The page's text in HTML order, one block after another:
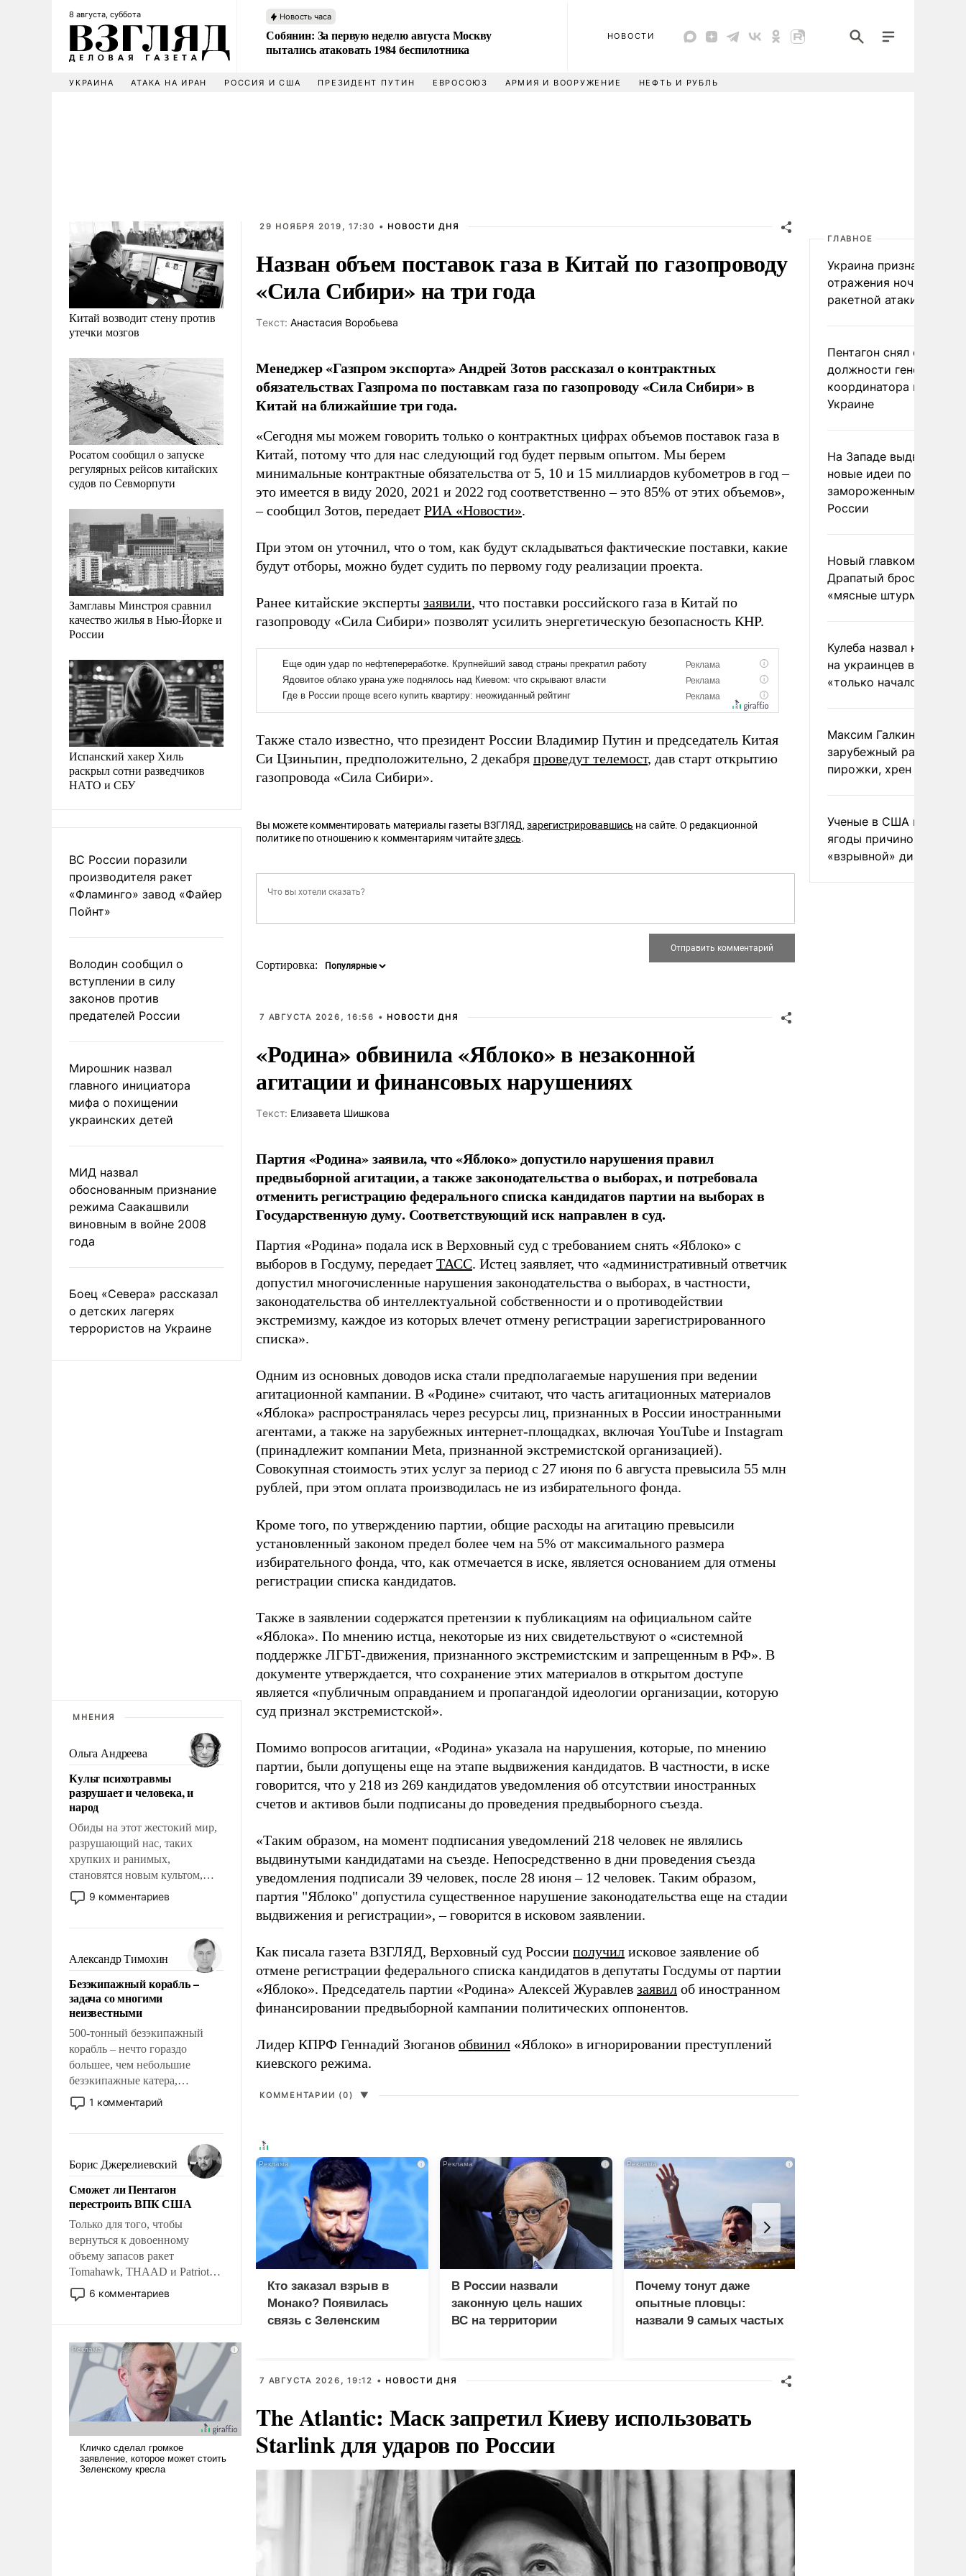
8 августа, суббота Новость часа
Собянин: За первую неделю августа Москву
пытались атаковать 1984 беспилотника
НОВОСТИ
УКРАИНА АТАКА НА ИРАН РОССИЯ И США ПРЕЗИДЕНТ ПУТИН ЕВРОСОЮЗ АРМИЯ И ВООРУЖЕНИЕ НЕФТЬ И РУБЛЬ
Китай возводит стену против
утечки мозгов
Росатом сообщил о запуске
регулярных рейсов китайских
судов по Севморпути
Замглавы Минстроя сравнил
качество жилья в Нью-Йорке и
России
Испанский хакер Хиль
раскрыл сотни разведчиков
НАТО и СБУ
ВС России поразили
производителя ракет
«Фламинго» завод «Файер
Пойнт»
Володин сообщил о
вступлении в силу
законов против
предателей России
Мирошник назвал
главного инициатора
мифа о похищении
украинских детей
МИД назвал
обоснованным признание
режима Саакашвили
виновным в войне 2008
года
Боец «Севера» рассказал
о детских лагерях
террористов на Украине
МНЕНИЯ
Ольга Андреева
Культ психотравмы
разрушает и человека, и
народ
Обиды на этот жестокий мир,
разрушающий нас, таких
хрупких и ранимых,
становятся новым культом,
постепенно вытесняя и
отменяя традиционное
мужественным и твердым под
ударами судьбы, брать на себя
ответственность, помогать
слабым, идти вперед и
адаптироваться.
9 комментариев
Александр Тимохин
Безэкипажный корабль –
задача со многими
неизвестными
500-тонный безэкипажный
корабль – нечто гораздо
большее, чем небольшие
безэкипажные катера,
применение которых уже
стало обыденностью. Задача по
сложна и амбициозна. Однако
и ее реализация радикально
поднимет наши боевые
возможности.
1 комментарий
Борис Джерелиевский
Сможет ли Пентагон
перестроить ВПК США
Только для того, чтобы
вернуться к довоенному
объему запасов ракет
Tomahawk, THAAD и Patriot
США потребуется более трех
лет. Даже небольшая война с
Сложившаяся ситуация
означает многолетний период
уязвимости США, например,
перед Китаем.
6 комментариев
29 НОЯБРЯ 2019, 17:30 • НОВОСТИ ДНЯ
Назван объем поставок газа в Китай по газопроводу
«Сила Сибири» на три года
Tекст: Анастасия Воробьева
Менеджер «Газпром экспорта» Андрей Зотов рассказал о контрактных
обязательствах Газпрома по поставкам газа по газопроводу «Сила Сибири» в
Китай на ближайшие три года.
«Сегодня мы можем говорить только о контрактных цифрах объемов поставок газа в
Китай, потому что для нас следующий год будет первым опытом. Мы берем
минимальные контрактные обязательства от 5, 10 и 15 миллиардов кубометров в год –
это имеется в виду 2020, 2021 и 2022 год соответственно – это 85% от этих объемов»,
– сообщил Зотов, передает РИА «Новости».
При этом он уточнил, что о том, как будут складываться фактические поставки, какие
будут отборы, можно будет судить по первому году реализации проекта.
Ранее китайские эксперты заявили, что поставки российского газа в Китай по
газопроводу «Сила Сибири» позволят усилить энергетическую безопасность КНР.
Также стало известно, что президент России Владимир Путин и председатель Китая
Си Цзиньпин, предположительно, 2 декабря проведут телемост, дав старт открытию
газопровода «Сила Сибири».
Вы можете комментировать материалы газеты ВЗГЛЯД, зарегистрировавшись на сайте. О редакционной
политике по отношению к комментариям читайтездесь.
Сортировка:
7 АВГУСТА 2026, 16:56 • НОВОСТИ ДНЯ
«Родина» обвинила «Яблоко» в незаконной
агитации и финансовых нарушениях
Tекст: Елизавета Шишкова
Партия «Родина» заявила, что «Яблоко» допустило нарушения правил
предвыборной агитации, а также законодательства о выборах, и потребовала
отменить регистрацию федерального списка кандидатов партии на выборах в
Государственную думу. Соответствующий иск направлен в суд.
Партия «Родина» подала иск в Верховный суд с требованием снять «Яблоко» с
выборов в Госдуму, передает ТАСС. Истец заявляет, что «административный ответчик
допустил многочисленные нарушения законодательства о выборах, в частности,
законодательства об интеллектуальной собственности и о противодействии
экстремизму, каждое из которых влечет отмену регистрации зарегистрированного
списка».
Одним из основных доводов иска стали предполагаемые нарушения при ведении
агитационной кампании. В «Родине» считают, что часть агитационных материалов
«Яблока» распространялась через ресурсы лиц, признанных в России иностранными
агентами, а также на зарубежных интернет-площадках, включая YouTube и Instagram
(принадлежит компании Meta, признанной экстремистской организацией).
Совокупная стоимость этих услуг за период с 27 июня по 6 августа превысила 55 млн
рублей, при этом оплата производилась не из избирательного фонда.
Кроме того, по утверждению партии, общие расходы на агитацию превысили
установленный законом предел более чем на 5% от максимального размера
избирательного фонда, что, как отмечается в иске, является основанием для отмены
регистрации списка кандидатов.
Также в заявлении содержатся претензии к публикациям на официальном сайте
«Яблока». По мнению истца, некоторые из них свидетельствуют о «системной
поддержке ЛГБТ-движения, признанного экстремистским и запрещенным в РФ». В
документе утверждается, что сохранение этих материалов в открытом доступе
является «публичным оправданием и пропагандой идеологии организации, которую
суд признал экстремистской».
Помимо вопросов агитации, «Родина» указала на нарушения, которые, по мнению
партии, были допущены еще на этапе выдвижения кандидатов. В частности, в иске
говорится, что у 218 из 269 кандидатов уведомления об отсутствии иностранных
счетов и активов были подписаны до проведения предвыборного съезда.
«Таким образом, на момент подписания уведомлений 218 человек не являлись
выдвинутыми кандидатами на съезде. Непосредственно в дни проведения съезда
уведомления подписали 39 человек, после 28 июня – 12 человек. Таким образом,
партия "Яблоко" допустила существенное нарушение законодательства еще на стадии
выдвижения и регистрации», – говорится в исковом заявлении.
Как писала газета ВЗГЛЯД, Верховный суд России получил исковое заявление об
отмене регистрации федерального списка кандидатов в депутаты Госдумы от партии
«Яблоко». Председатель партии «Родина» Алексей Журавлев заявил об иностранном
финансировании предвыборной кампании политических оппонентов.
Лидер КПРФ Геннадий Зюганов обвинил «Яблоко» в игнорировании преступлений
киевского режима.
КОММЕНТАРИИ (0) ▼
i
Кто заказал взрыв в
Монако? Появилась
связь с Зеленским
i
В России назвали
законную цель наших
ВС на территории
i
Почему тонут даже
опытные пловцы:
назвали 9 самых частых
7 АВГУСТА 2026, 19:12 • НОВОСТИ ДНЯ
The Atlantic: Маск запретил Киеву использовать
Starlink для ударов по России
ГЛАВНОЕ
Украина признала
отражения ночной
ракетной атаки
Пентагон снял с
должности генерала-
координатора помощи
Украине
На Западе выдвинули
новые идеи по
замороженным
России
Новый главком ВСУ
Драпатый бросил
«мясные штурмы»
Кулеба назвал
на украинцев в Польше
«только началом»
Максим Галкин
зарубежный райдер
пирожки, хрен и морс
Ученые в США назвали
ягоды причиной
«взрывной» диареи